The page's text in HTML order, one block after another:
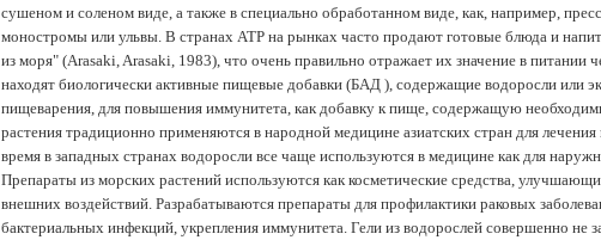
сушеном и соленом виде, а также в специально обработанном виде, как, например,
моностромы или ульвы. В странах АТР на рынках часто продают готовые блюда и
из моря" (Arasaki, Arasaki, 1983), что очень правильно отражает их значение в питании
находят биологически активные пищевые добавки (БАД ), содержащие водоросли или
пищеварения, для повышения иммунитета, как добавку к пище, содержащую
растения традиционно применяются в народной медицине азиатских стран для
время в западных странах водоросли все чаще используются в медицине как для
Препараты из морских растений используются как косметические средства,
внешних воздействий. Разрабатываются препараты для профилактики раковых
бактериальных инфекций, укрепления иммунитета. Гели из водорослей совершенно